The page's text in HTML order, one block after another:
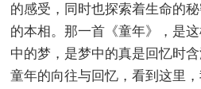
的感受，同时也探索着生命的
的本相。那一首《童年》，是
中的梦，是梦中的真是回忆时
童年的向往与回忆，看到这里